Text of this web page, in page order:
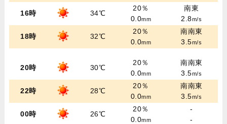
16時 34℃
20％
0.0mm
南東
2.8m/s
18時 32℃
20％
0.0mm
南南東
3.5m/s
20時 30℃
20％
0.0mm
南南東
3.5m/s
22時 28℃
20％
0.0mm
南南東
3.5m/s
00時 26℃
20％
0.0mm
-
-